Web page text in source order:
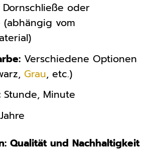
oder
(abhängig vom
Verschiedene Optionen
Grau, etc.)
Stunde, Minute
Qualität und Nachhaltigkeit